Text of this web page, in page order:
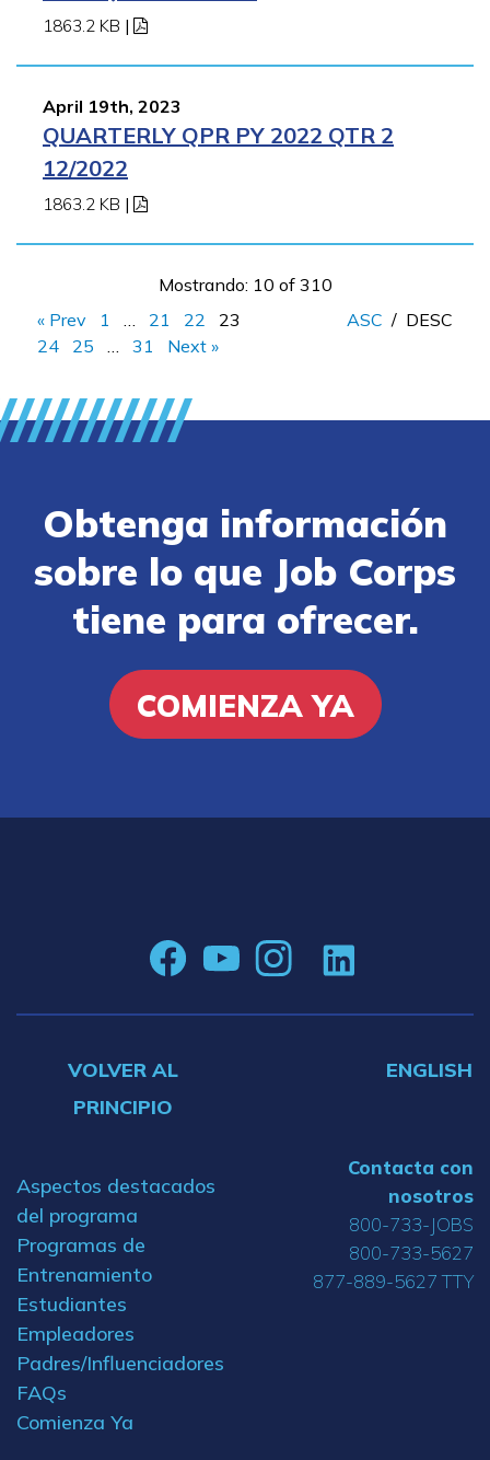
1863.2 KB |
April 19th, 2023
QUARTERLY QPR PY 2022 QTR 2
12/2022
1863.2 KB |
Mostrando: 10 of 310
« Prev
1 21 22
23
24
25 31 Next »
ASC / DESC
Obtenga información
sobre lo que Job Corps
tiene para ofrecer.
COMIENZA YA
VOLVER AL
PRINCIPIO
ENGLISH
Aspectos destacados
del programa
Programas de
Entrenamiento
Estudiantes
Empleadores
Padres/Influenciadores
FAQs
Comienza Ya
Contacta con
nosotros
800-733-JOBS
800-733-5627
877-889-5627 TTY